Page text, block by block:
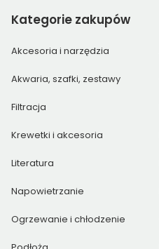
Kategorie zakupów
Akcesoria i narzędzia
Akwaria, szafki, zestawy
Filtracja
Krewetki i akcesoria
Literatura
Napowietrzanie
Ogrzewanie i chłodzenie